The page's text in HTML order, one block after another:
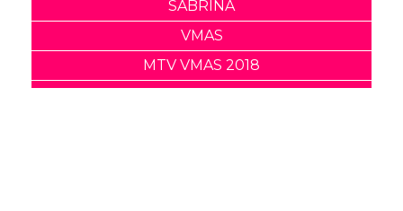
SABRINA
VMAS
MTV VMAS 2018